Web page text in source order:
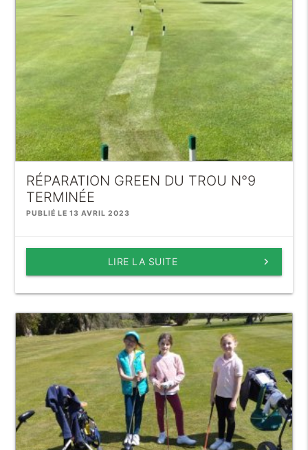
RÉPARATION GREEN DU TROU N°9
TERMINÉE
PUBLIÉ LE 13 AVRIL 2023
keyboard_arrow_right
LIRE LA SUITE